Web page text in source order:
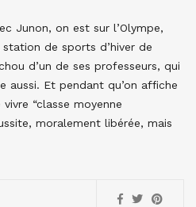
Junon, on est sur l’Olympe,
de sports d’hiver de
d’un de ses professeurs, qui
aussi. Et pendant qu’on affiche
“classe moyenne
moralement libérée, mais